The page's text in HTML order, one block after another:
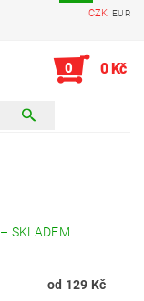
CZK EUR
0 0 Kč
– SKLADEM
od 129 Kč